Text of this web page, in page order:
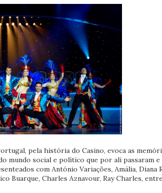
pela história do Casino, evoca as
mundo social e político que por ali passaram e
com António Variações, Amália, Diana
Buarque, Charles Aznavour, Ray Charles,